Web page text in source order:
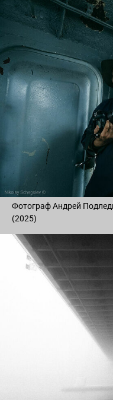
Фотограф Андрей
(2025)